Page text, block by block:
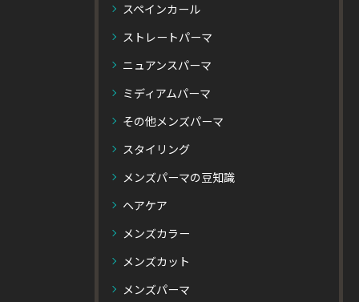
スペインカール
ストレートパーマ
ニュアンスパーマ
ミディアムパーマ
その他メンズパーマ
スタイリング
メンズパーマの豆知識
ヘアケア
メンズカラー
メンズカット
メンズパーマ